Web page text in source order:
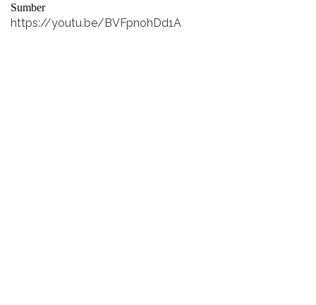
Sumber
https://youtu.be/BVFpnohDd1A